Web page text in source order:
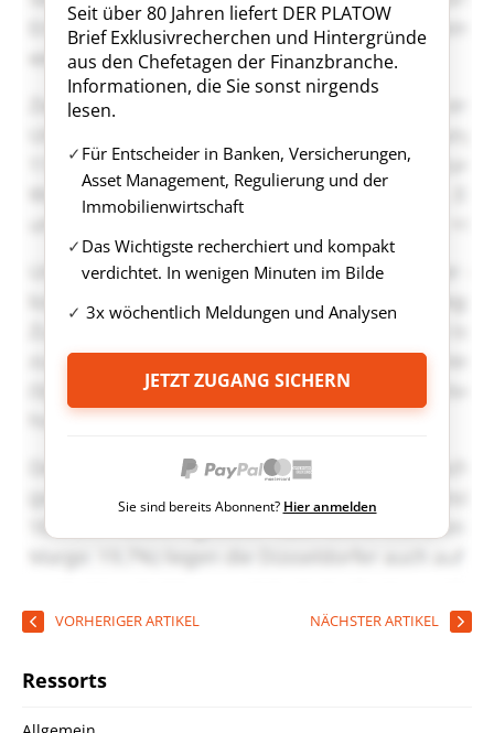
Seit über 80 Jahren liefert DER PLATOW
Brief Exklusivrecherchen und Hintergründe
aus den Chefetagen der Finanzbranche.
Informationen, die Sie sonst nirgends
lesen.
Für Entscheider in Banken, Versicherungen,
Asset Management, Regulierung und der
Immobilienwirtschaft
Das Wichtigste recherchiert und kompakt
verdichtet. In wenigen Minuten im Bilde
3x wöchentlich Meldungen und Analysen
JETZT ZUGANG SICHERN
Sie sind bereits Abonnent? Hier anmelden
VORHERIGER ARTIKEL NÄCHSTER ARTIKEL
Ressorts